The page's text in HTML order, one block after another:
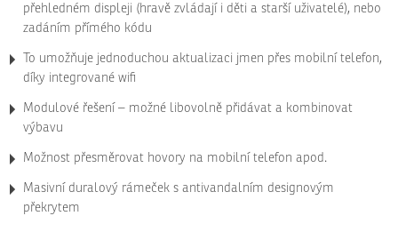
přehledném displeji (hravě zvládají i děti a starší uživatelé), nebo
zadáním přímého kódu
To umožňuje jednoduchou aktualizaci jmen přes mobilní telefon,
díky integrované wifi
Modulové řešení – možné libovolně přidávat a kombinovat
výbavu
Možnost přesměrovat hovory na mobilní telefon apod.
Masivní duralový rámeček s antivandalním designovým
překrytem